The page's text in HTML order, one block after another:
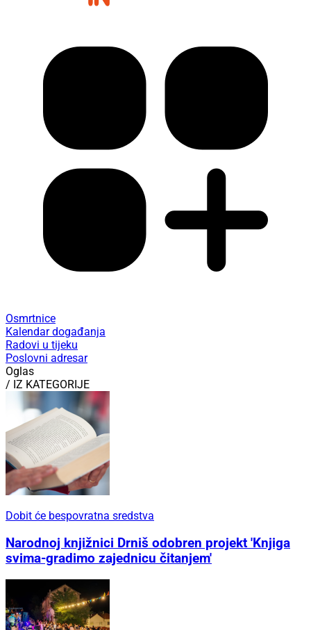
Osmrtnice
Kalendar događanja
Radovi u tijeku
Poslovni adresar
Oglas
/ IZ KATEGORIJE
Dobit će bespovratna sredstva
Narodnoj knjižnici Drniš odobren projekt 'Knjiga
svima-gradimo zajednicu čitanjem'